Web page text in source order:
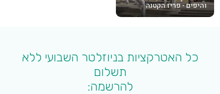
והיפים - פריז הקטנה
כל האטרקציות בניוזלטר השבועי ללא
תשלום
להרשמה: